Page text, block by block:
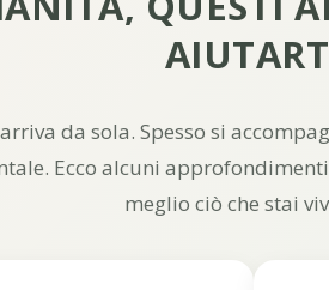
da sola. Spesso si
Ecco alcuni
meglio ciò che stai